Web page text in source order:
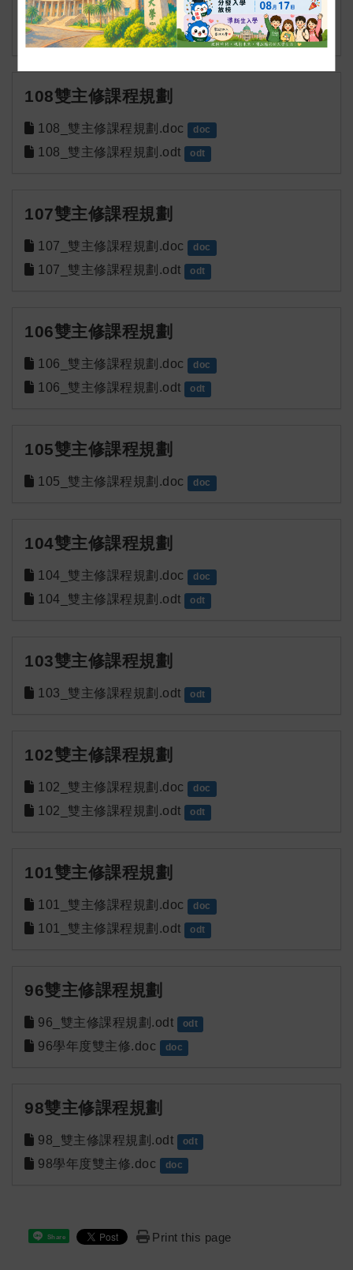
109雙主修課程規劃.doc doc
109雙主修課程規劃.odt odt
108雙主修課程規劃
108_雙主修課程規劃.doc doc
108_雙主修課程規劃.odt odt
107雙主修課程規劃
107_雙主修課程規劃.doc doc
107_雙主修課程規劃.odt odt
106雙主修課程規劃
106_雙主修課程規劃.doc doc
106_雙主修課程規劃.odt odt
105雙主修課程規劃
105_雙主修課程規劃.doc doc
104雙主修課程規劃
104_雙主修課程規劃.doc doc
104_雙主修課程規劃.odt odt
103雙主修課程規劃
103_雙主修課程規劃.odt odt
102雙主修課程規劃
102_雙主修課程規劃.doc doc
102_雙主修課程規劃.odt odt
101雙主修課程規劃
101_雙主修課程規劃.doc doc
101_雙主修課程規劃.odt odt
96雙主修課程規劃
96_雙主修課程規劃.odt odt
96學年度雙主修.doc doc
98雙主修課程規劃
98_雙主修課程規劃.odt odt
98學年度雙主修.doc doc
Share Print this page